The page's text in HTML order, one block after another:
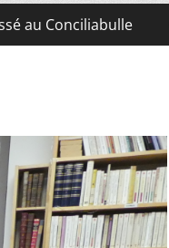
au Conciliabulle